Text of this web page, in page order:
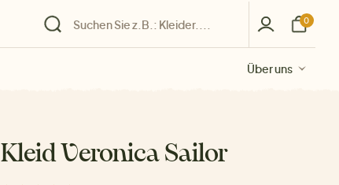
Über uns
Über uns
Über uns
Über uns
Über uns
0
Kleid Veronica Sailor